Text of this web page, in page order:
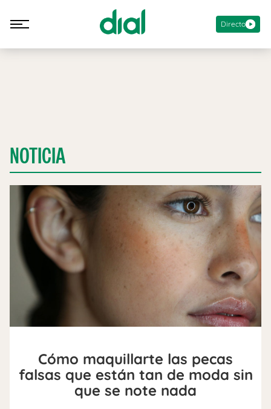
Directo
NOTICIA
Cómo maquillarte las pecas
falsas que están tan de moda sin
que se note nada